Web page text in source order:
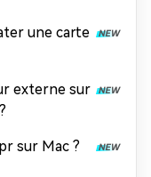
une carte
externe sur
sur Mac ?